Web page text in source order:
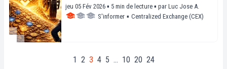
jeu 05 Fév 2026 ▪ 5 min de lecture ▪ par Luc Jose A.
S'informer ▪ Centralized Exchange (CEX)
1 2 3 4 5 … 10 20 24